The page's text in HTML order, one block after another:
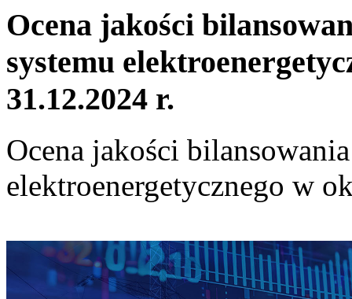
Ocena jakości
systemu
31.12.2024 r.
Ocena jakości
elektroenergetycznego w